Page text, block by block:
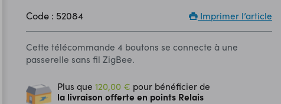
Code : 52084 Imprimer l’article
Cette télécommande 4 boutons se connecte à une
passerelle sans fil ZigBee.
Plus que120,00 € pour bénéficier de
la livraison offerte en points Relais